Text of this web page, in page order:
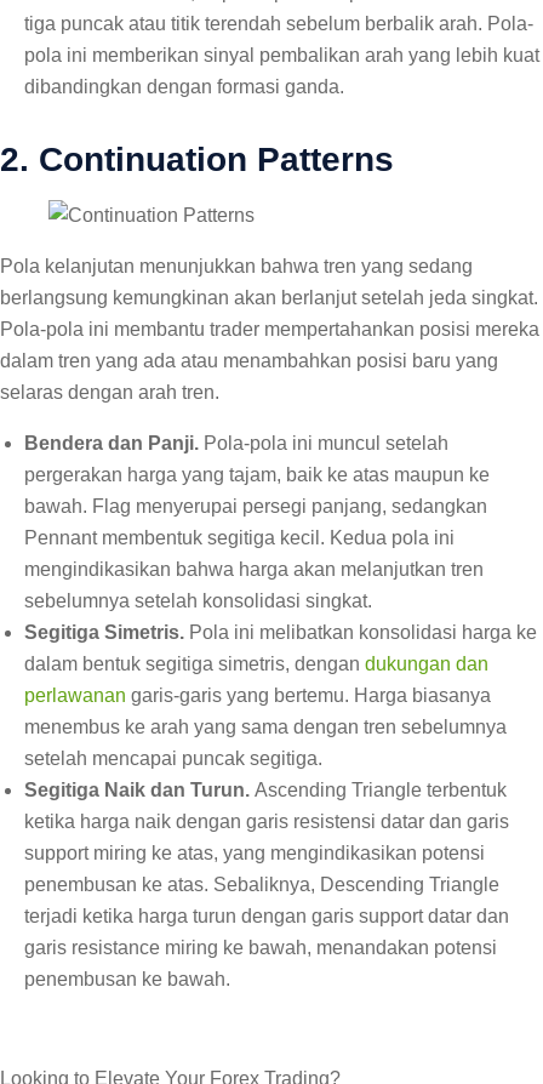
tiga puncak atau titik terendah sebelum berbalik arah. Pola-
pola ini memberikan sinyal pembalikan arah yang lebih kuat
dibandingkan dengan formasi ganda.
2. Continuation Patterns
Pola kelanjutan menunjukkan bahwa tren yang sedang
berlangsung kemungkinan akan berlanjut setelah jeda singkat.
Pola-pola ini membantu trader mempertahankan posisi mereka
dalam tren yang ada atau menambahkan posisi baru yang
selaras dengan arah tren.
Bendera dan Panji. Pola-pola ini muncul setelah
pergerakan harga yang tajam, baik ke atas maupun ke
bawah. Flag menyerupai persegi panjang, sedangkan
Pennant membentuk segitiga kecil. Kedua pola ini
mengindikasikan bahwa harga akan melanjutkan tren
sebelumnya setelah konsolidasi singkat.
Segitiga Simetris. Pola ini melibatkan konsolidasi harga ke
dalam bentuk segitiga simetris, dengan dukungan dan
perlawanan garis-garis yang bertemu. Harga biasanya
menembus ke arah yang sama dengan tren sebelumnya
setelah mencapai puncak segitiga.
Segitiga Naik dan Turun. Ascending Triangle terbentuk
ketika harga naik dengan garis resistensi datar dan garis
support miring ke atas, yang mengindikasikan potensi
penembusan ke atas. Sebaliknya, Descending Triangle
terjadi ketika harga turun dengan garis support datar dan
garis resistance miring ke bawah, menandakan potensi
penembusan ke bawah.
Looking to Elevate Your Forex Trading?